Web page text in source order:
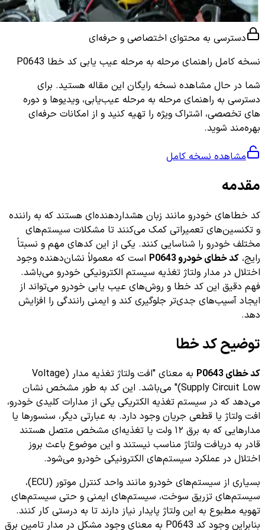
دسترسی به محتوای اختصاصی و حرفه‌ای
نسخه کامل راهنمای مرحله به مرحله عیب یابی کد خطا P0643
شما در حال مشاهده نسخه رایگان این مقاله هستید. برای
دسترسی به راهنمای مرحله به مرحله عیب‌یابی، ویدیوها و دوره
های تخصصی، اشتراک ویژه را تهیه کنید و از امکانات حرفه‌ای
بهره‌مند شوید.
مشاهده نسخه کامل
مقدمه
کد خطاهای خودرو مانند زبان هشداردهنده‌ای هستند که به راننده
و تکنسین‌های تعمیراتی کمک می‌کنند تا مشکلات سیستم‌های
مختلف خودرو را شناسایی کنند. یکی از این کدهای مهم و نسبتاً
رایج، کد خطای خودرو P0643
است که معمولاً نشان‌دهنده وجود
اختلال در مدار ولتاژ تغذیه سیستم الکترونیکی خودرو می‌باشد.
فهم دقیق این کد خطا و روش‌های عیب یابی خودرو می‌تواند از
ایجاد آسیب‌های جدی‌تر جلوگیری کند و ایمنی رانندگی را افزایش
دهد.
توضیح کد خطا
کد خطای P0643
به معنای "افت ولتاژ تغذیه مدار (Voltage
Supply Circuit Low)" می‌باشد. این کد به طور مشخص نشان
می‌دهد که در سیستم تغذیه الکتریکی یکی از مدارات کلیدی خودرو،
افت ولتاژ یا قطعی جریان وجود دارد. به عبارتی دیگر، سنسورها یا
مدارهایی که به برق ۱۲ ولت یا تغذیه‌ای مشخص متصل هستند
قادر به دریافت ولتاژ مناسب نیستند و این موضوع باعث بروز
اختلال در عملکرد سیستم‌های الکترونیکی خودرو می‌شود.
بسیاری از سیستم‌های خودرو مانند واحد کنترل موتور (ECU)،
سیستم‌های تزریق سوخت، سیستم‌های ایمنی و حتی سیستم‌های
تهویه مطبوع به این ولتاژ پایدار نیاز دارند تا به درستی کار کنند.
بنابراین وجود کد P0643 به معنای وجود مشکل در مدار تامین برق